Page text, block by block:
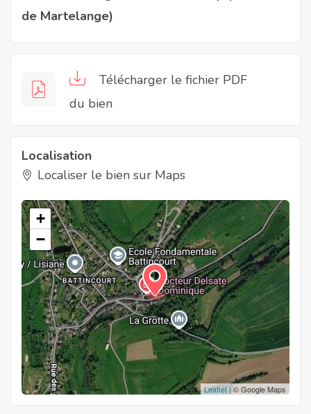
de Martelange)
Télécharger le fichier PDF
du bien
Localisation
Localiser le bien sur Maps
+
−
Leaflet| © Google Maps